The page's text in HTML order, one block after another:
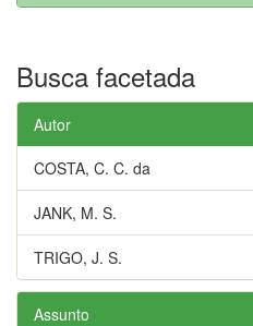
Busca facetada
Autor
COSTA, C. C. da
JANK, M. S.
TRIGO, J. S.
Assunto